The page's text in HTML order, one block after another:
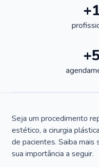
Seja um procedimento
estético, a cirurgia
de pacientes. Saiba mais
sua importância a seguir.